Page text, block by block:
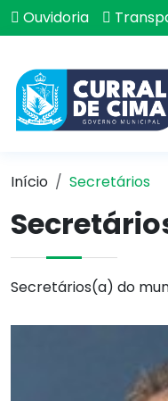
Ouvidoria
Início Secretários
Secretários(a) do